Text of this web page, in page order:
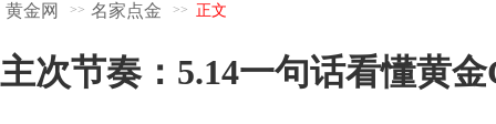
黄金网 >> 名家点金 >> 正文
主次节奏：5.14一句话看懂黄